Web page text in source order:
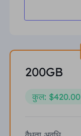
200GB
कुल: $420.00